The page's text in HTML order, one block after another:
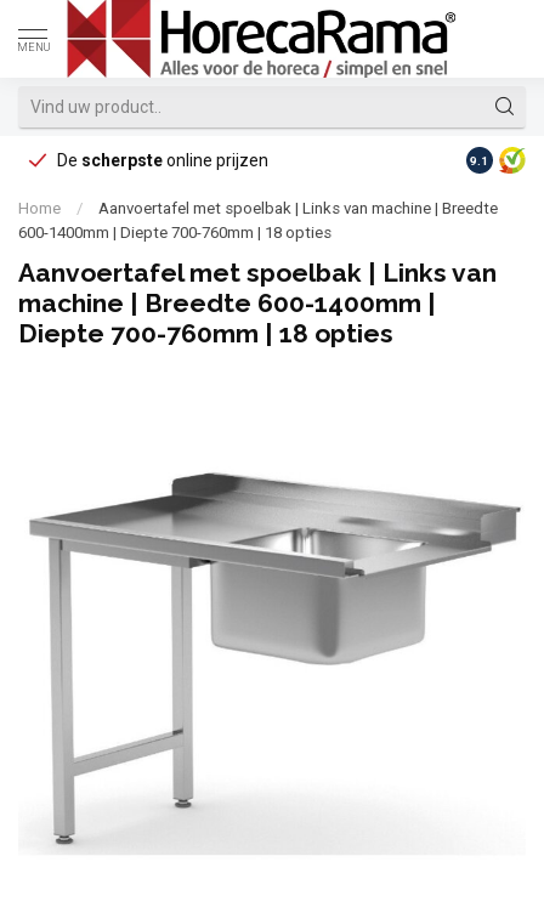
MENU
De scherpsteonline prijzen Op
9.1
Home /
Aanvoertafel met spoelbak | Links van machine | Breedte
600-1400mm | Diepte 700-760mm | 18 opties
Aanvoertafel met spoelbak | Links van
machine | Breedte 600-1400mm |
Diepte 700-760mm | 18 opties